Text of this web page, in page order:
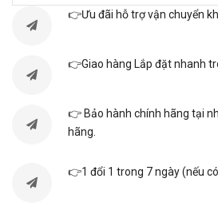
Phạm vi hiệu quả Từ
Thời gian bảo
👉Ưu đãi hỗ trợ vận chuyển
👉Giao hàng Lắp đặt nhanh
👉 Bảo hành chính hãng tại
hãng.
👉1 đổi 1 trong 7 ngày (nếu